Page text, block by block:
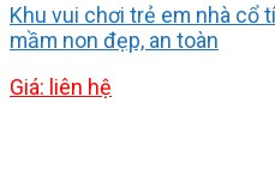
Khu vui chơi trẻ em nhà cổ
mầm non đẹp, an toàn
Giá: liên hệ